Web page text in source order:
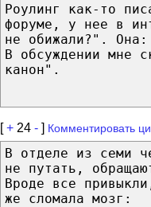
Роулинг как-то
форуме, у нее в
не обижали?".
В обсуждении мне
канон".
[+ 24 - ] Комментировать
В отделе из семи
не путать,
Вроде все
же сломала мозг: